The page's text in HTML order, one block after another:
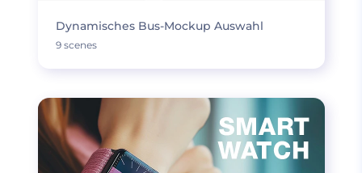
Dynamisches Bus-Mockup Auswahl
9 scenes